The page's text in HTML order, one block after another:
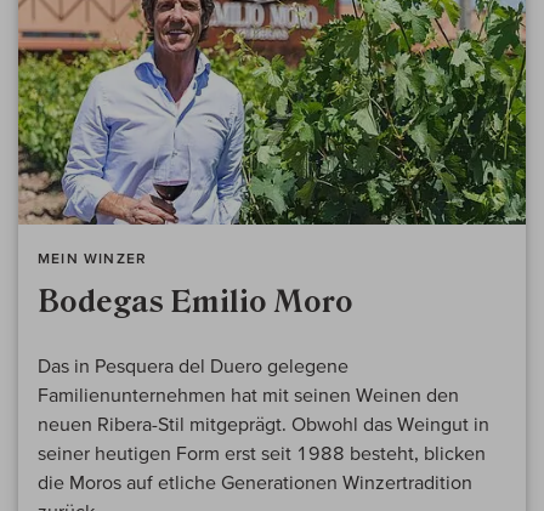
MEIN WINZER
Bodegas Emilio Moro
Das in Pesquera del Duero gelegene
Familienunternehmen hat mit seinen Weinen den
neuen Ribera-Stil mitgeprägt. Obwohl das Weingut in
seiner heutigen Form erst seit 1988 besteht, blicken
die Moros auf etliche Generationen Winzertradition